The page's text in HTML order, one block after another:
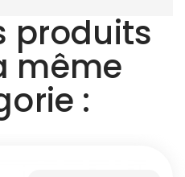
produits
même
: